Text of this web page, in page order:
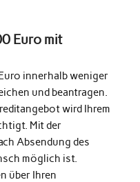
Euro mit
innerhalb weniger
und beantragen.
wird Ihrem
Mit der
Absendung des
möglich ist.
über Ihren